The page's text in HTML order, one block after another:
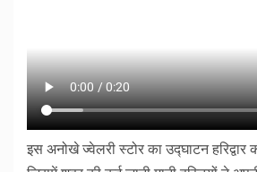
इस अनोखे ज्वेलरी स्टोर का उद्घाटन हरिद्वार